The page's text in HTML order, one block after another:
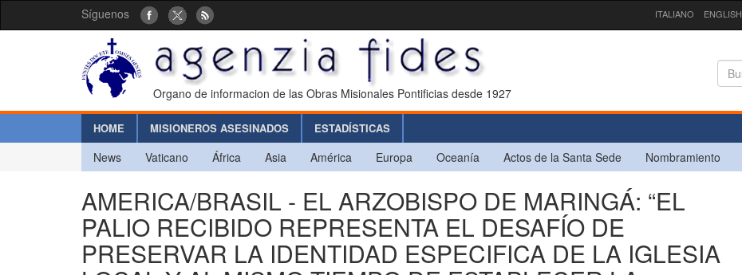
Síguenos ITALIANO ENGLISH
Organo de informacion de las Obras Misionales Pontificias desde 1927
HOME MISIONEROS ASESINADOS ESTADÍSTICAS
News Vaticano África Asia América Europa Oceanía Actos de la Santa Sede Nombramiento
AMERICA/BRASIL - EL ARZOBISPO DE MARINGÁ: “EL
PALIO RECIBIDO REPRESENTA EL DESAFÍO DE
PRESERVAR LA IDENTIDAD ESPECIFICA DE LA IGLESIA